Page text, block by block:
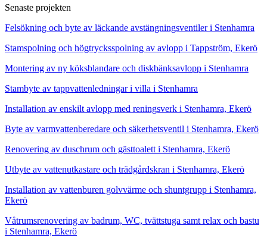
Senaste projekten
Felsökning och byte av läckande avstängningsventiler i Stenhamra
Stamspolning och högtrycksspolning av avlopp i Tappström, Ekerö
Montering av ny köksblandare och diskbänksavlopp i Stenhamra
Stambyte av tappvattenledningar i villa i Stenhamra
Installation av enskilt avlopp med reningsverk i Stenhamra, Ekerö
Byte av varmvattenberedare och säkerhetsventil i Stenhamra, Ekerö
Renovering av duschrum och gästtoalett i Stenhamra, Ekerö
Utbyte av vattenutkastare och trädgårdskran i Stenhamra, Ekerö
Installation av vattenburen golvvärme och shuntgrupp i Stenhamra,
Ekerö
Våtrumsrenovering av badrum, WC, tvättstuga samt relax och bastu
i Stenhamra, Ekerö